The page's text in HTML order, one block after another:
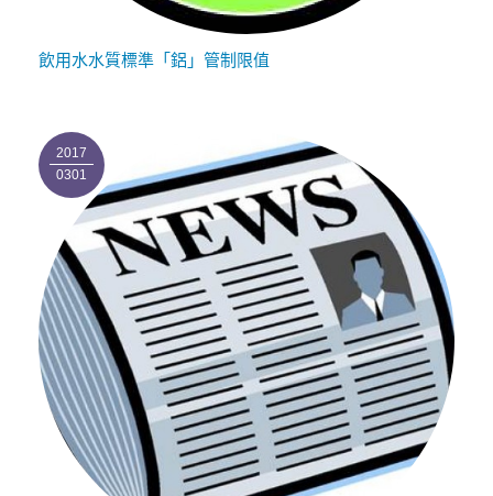
飲用水水質標準「鋁」管制限值
2017
0301